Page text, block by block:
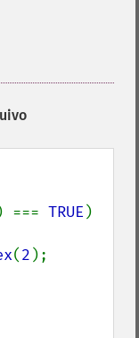
=== TRUE )
(2 );